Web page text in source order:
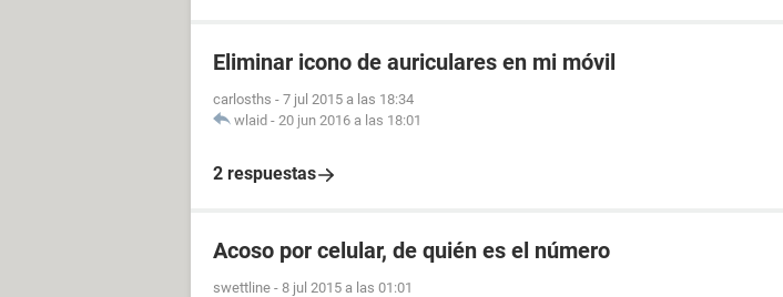
Eliminar icono de auriculares en mi móvil
carlosths - 7 jul 2015 a las 18:34
wlaid - 20 jun 2016 a las 18:01
2 respuestas
Acoso por celular, de quién es el número
swettline - 8 jul 2015 a las 01:01